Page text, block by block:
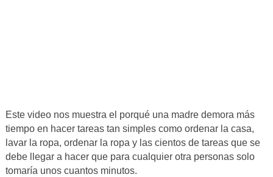
Este video nos muestra el porqué una madre demora más
tiempo en hacer tareas tan simples como ordenar la casa,
lavar la ropa, ordenar la ropa y las cientos de tareas que se
debe llegar a hacer que para cualquier otra personas solo
tomaría unos cuantos minutos.